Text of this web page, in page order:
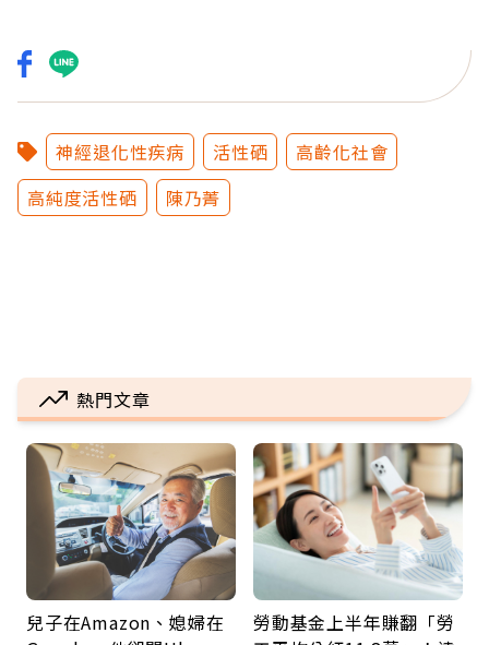
神經退化性疾病 活性硒
高齡化社會
高純度活性硒
陳乃菁
熱門文章
兒子在Amazon、媳婦在
勞動基金上半年賺翻「勞